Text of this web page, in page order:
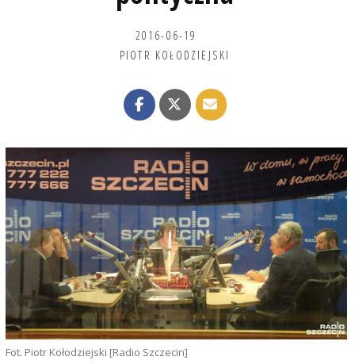
2016-06-19
PIOTR KOŁODZIEJSKI
Fot. Piotr Kołodziejski [Radio Szczecin]